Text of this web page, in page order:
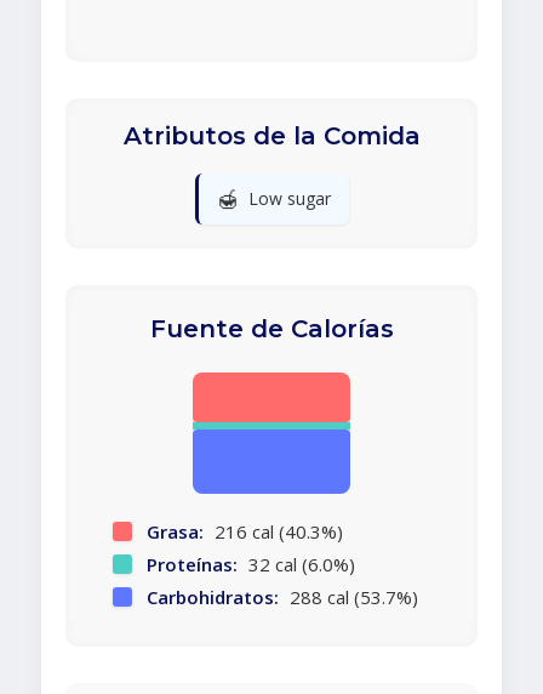
Atributos de la Comida
🍯 Low sugar
Fuente de Calorías
Grasa: 216 cal (40.3%)
Proteínas: 32 cal (6.0%)
Carbohidratos: 288 cal (53.7%)